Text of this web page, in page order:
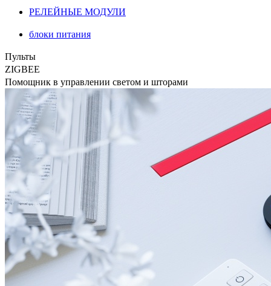
РЕЛЕЙНЫЕ МОДУЛИ
блоки питания
Пульты
ZIGBEE
Помощник в управлении светом и шторами